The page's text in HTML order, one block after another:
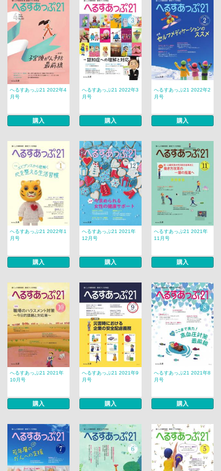
へるすあっぷ21 2022年4
月号
購入
へるすあっぷ21 2022年3
月号
購入
へるすあっぷ21 2022年2
月号
購入
へるすあっぷ21 2022年1
月号
購入
へるすあっぷ21 2021年
12月号
購入
へるすあっぷ21 2021年
11月号
購入
へるすあっぷ21 2021年
10月号
購入
へるすあっぷ21 2021年9
月号
購入
へるすあっぷ21 2021年8
月号
購入